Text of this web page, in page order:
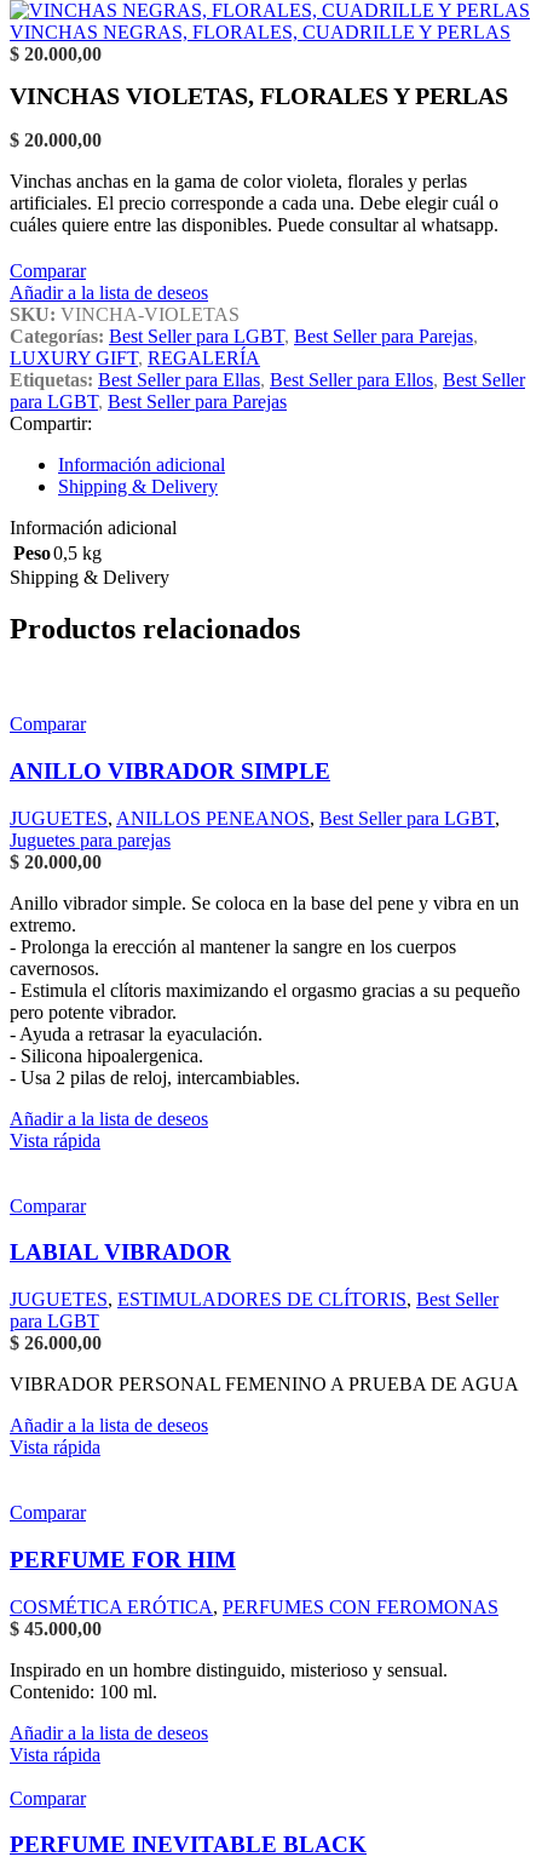
VINCHAS NEGRAS, FLORALES, CUADRILLE Y PERLAS
$ 20.000,00
VINCHAS VIOLETAS, FLORALES Y PERLAS
$ 20.000,00
Vinchas anchas en la gama de color violeta, florales y perlas
artificiales. El precio corresponde a cada una. Debe elegir cuál o
cuáles quiere entre las disponibles. Puede consultar al whatsapp.
Comparar
Añadir a la lista de deseos
SKU: VINCHA-VIOLETAS
Categorías: Best Seller para LGBT, Best Seller para Parejas,
LUXURY GIFT, REGALERÍA
Etiquetas: Best Seller para Ellas, Best Seller para Ellos, Best Seller
para LGBT, Best Seller para Parejas
Compartir:
Información adicional
Shipping & Delivery
Información adicional
Peso0,5 kg
Shipping & Delivery
Productos relacionados
Comparar
ANILLO VIBRADOR SIMPLE
JUGUETES, ANILLOS PENEANOS, Best Seller para LGBT,
Juguetes para parejas
$ 20.000,00
Anillo vibrador simple. Se coloca en la base del pene y vibra en un
extremo.
- Prolonga la erección al mantener la sangre en los cuerpos
cavernosos.
- Estimula el clítoris maximizando el orgasmo gracias a su pequeño
pero potente vibrador.
- Ayuda a retrasar la eyaculación.
- Silicona hipoalergenica.
- Usa 2 pilas de reloj, intercambiables.
Añadir a la lista de deseos
Vista rápida
Comparar
LABIAL VIBRADOR
JUGUETES, ESTIMULADORES DE CLÍTORIS, Best Seller
para LGBT
$ 26.000,00
VIBRADOR PERSONAL FEMENINO A PRUEBA DE AGUA
Añadir a la lista de deseos
Vista rápida
Comparar
PERFUME FOR HIM
COSMÉTICA ERÓTICA, PERFUMES CON FEROMONAS
$ 45.000,00
Inspirado en un hombre distinguido, misterioso y sensual.
Contenido: 100 ml.
Añadir a la lista de deseos
Vista rápida
Comparar
PERFUME INEVITABLE BLACK